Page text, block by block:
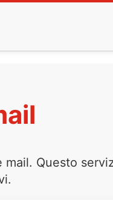
mail. Questo